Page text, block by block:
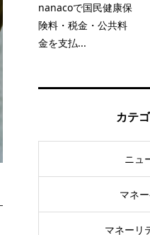
nanacoで国民健康保
険料・税金・公共料
金を支払...
カテ
ニュ
マネ
マネーリ